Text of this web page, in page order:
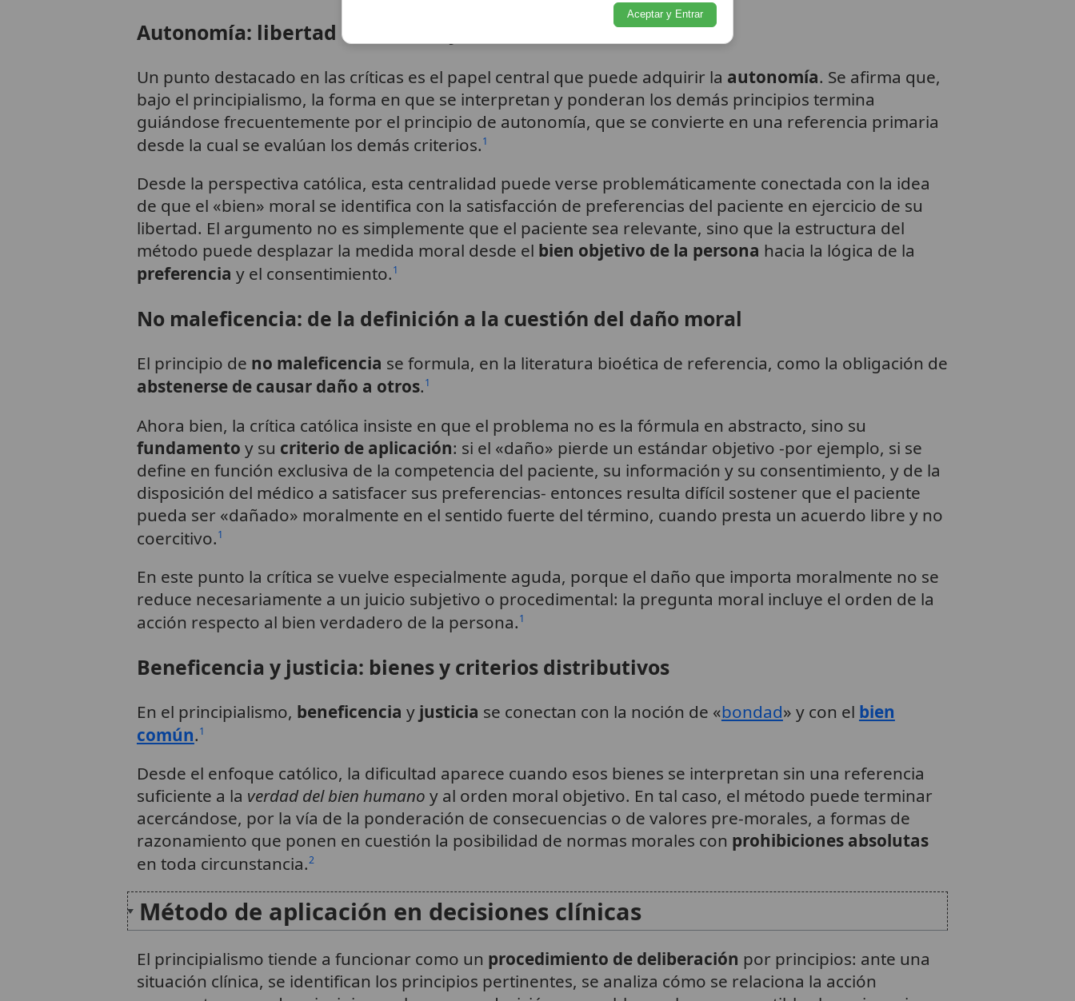
Autonomía: libertad entendida y criterio rector
Un punto destacado en las críticas es el papel central que puede adquirir la autonomía. Se afirma que,
bajo el principialismo, la forma en que se interpretan y ponderan los demás principios termina
guiándose frecuentemente por el principio de autonomía, que se convierte en una referencia primaria
desde la cual se evalúan los demás criterios.1
Desde la perspectiva católica, esta centralidad puede verse problemáticamente conectada con la idea
de que el «bien» moral se identifica con la satisfacción de preferencias del paciente en ejercicio de su
libertad. El argumento no es simplemente que el paciente sea relevante, sino que la estructura del
método puede desplazar la medida moral desde el bien objetivo de la persona hacia la lógica de la
preferencia y el consentimiento.1
No maleficencia: de la definición a la cuestión del daño moral
El principio de no maleficencia se formula, en la literatura bioética de referencia, como la obligación de
abstenerse de causar daño a otros.1
Ahora bien, la crítica católica insiste en que el problema no es la fórmula en abstracto, sino su
fundamento y su criterio de aplicación: si el «daño» pierde un estándar objetivo -por ejemplo, si se
define en función exclusiva de la competencia del paciente, su información y su consentimiento, y de la
disposición del médico a satisfacer sus preferencias- entonces resulta difícil sostener que el paciente
pueda ser «dañado» moralmente en el sentido fuerte del término, cuando presta un acuerdo libre y no
coercitivo.1
En este punto la crítica se vuelve especialmente aguda, porque el daño que importa moralmente no se
reduce necesariamente a un juicio subjetivo o procedimental: la pregunta moral incluye el orden de la
acción respecto al bien verdadero de la persona.1
Beneficencia y justicia: bienes y criterios distributivos
En el principialismo, beneficencia y justicia se conectan con la noción de «bondad» y con el bien
común.1
Desde el enfoque católico, la dificultad aparece cuando esos bienes se interpretan sin una referencia
suficiente a la verdad del bien humano y al orden moral objetivo. En tal caso, el método puede terminar
acercándose, por la vía de la ponderación de consecuencias o de valores pre-morales, a formas de
razonamiento que ponen en cuestión la posibilidad de normas morales con prohibiciones absolutas
en toda circunstancia.2
Método de aplicación en decisiones clínicas
El principialismo tiende a funcionar como un procedimiento de deliberación por principios: ante una
situación clínica, se identifican los principios pertinentes, se analiza cómo se relaciona la acción
Aceptar y Entrar